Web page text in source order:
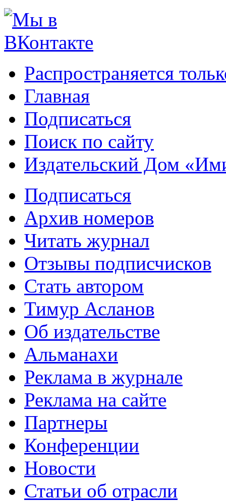
Распространяется
Главная
Подписаться
Поиск по сайту
Издательский Дом
Подписаться
Архив номеров
Читать журнал
Отзывы подписчисков
Стать автором
Тимур Асланов
Об издательстве
Альманахи
Реклама в журнале
Реклама на сайте
Партнеры
Конференции
Новости
Статьи об отрасли